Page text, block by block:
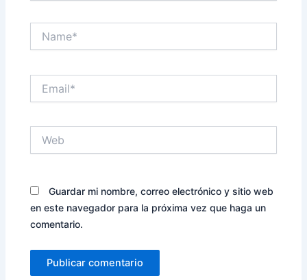
Guardar mi nombre, correo electrónico y sitio web
en este navegador para la próxima vez que haga un
comentario.